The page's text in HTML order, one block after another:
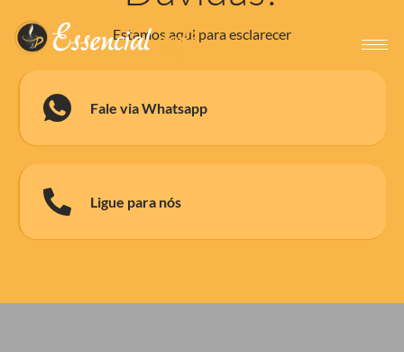
Estamos aqui para esclarecer
Fale via Whatsapp
Ligue para nós